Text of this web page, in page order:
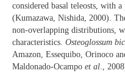
considered basal teleosts, with
(Kumazawa, Nishida, 2000).
non-overlapping distributions,
characteristics. Osteoglossum
Amazon, Essequibo, Orinoco
Maldonado-Ocampo et al .,